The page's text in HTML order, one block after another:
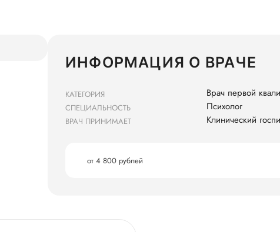
ИНФОРМАЦИЯ О ВРАЧЕ
КАТЕГОРИЯ Врач первой
СПЕЦИАЛЬНОСТЬ Психолог
ВРАЧ ПРИНИМАЕТ Клинический
от 4 800 рублей